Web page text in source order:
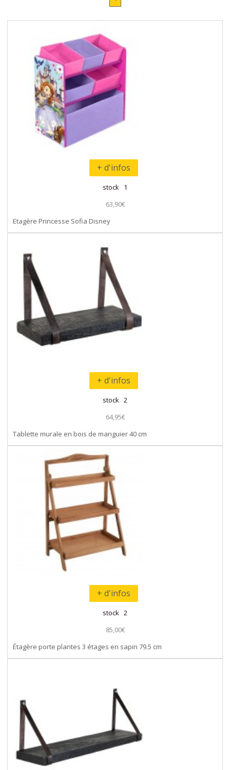
+ d'infos
stock 1
63,90€
Etagère Princesse Sofia Disney
+ d'infos
stock 2
64,95€
Tablette murale en bois de manguier 40 cm
+ d'infos
stock 2
85,00€
Étagère porte plantes 3 étages en sapin 79.5 cm